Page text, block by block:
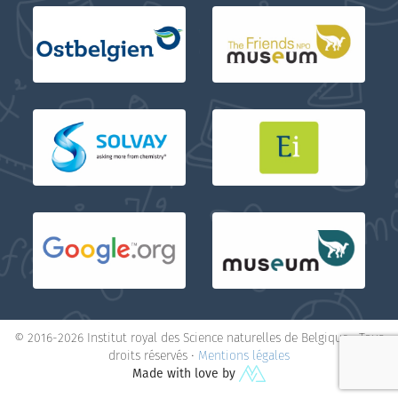
© 2016-2026 Institut royal des Science naturelles de Belgique • Tous
droits réservés • Mentions légales
Made with love by